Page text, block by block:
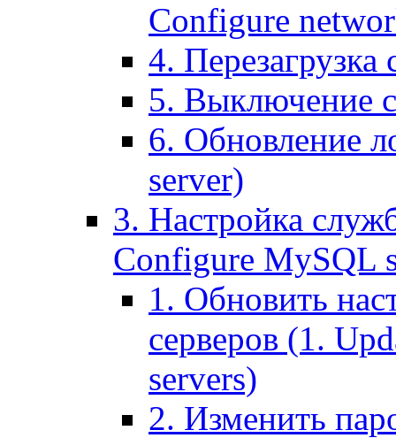
Configure
4. Перезагрузка
5. Выключение
6. Обновление
server)
3. Настройка
Configure MySQL
1. Обновить
серверов (1.
servers)
2. Изменить